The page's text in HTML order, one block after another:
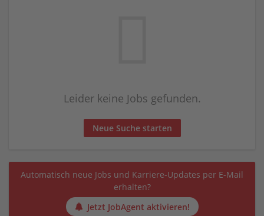
Leider keine Jobs gefunden.
Neue Suche starten
Automatisch neue Jobs und Karriere-Updates per E-Mail
erhalten?
Jetzt JobAgent aktivieren!